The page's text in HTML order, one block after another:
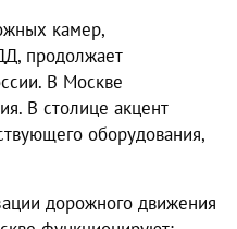
камер,
продолжает
В Москве
В столице акцент
оборудования,
дорожного движения